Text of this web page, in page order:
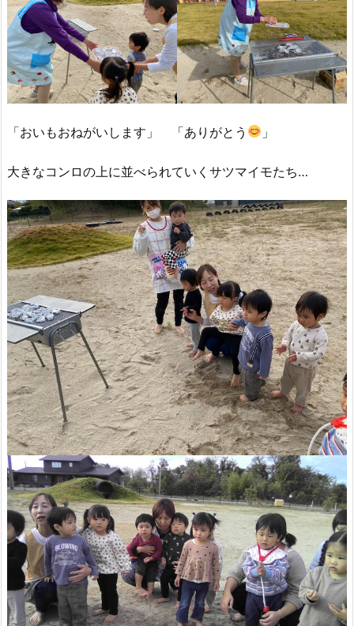
「おいもおねがいします」 「ありがとう 」
大きなコンロの上に並べられていくサツマイモたち…